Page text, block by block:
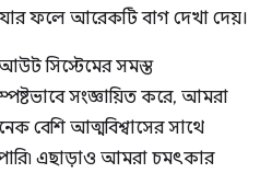
যার ফলে আরেকটি বাগ দেখা দেয়।
সিস্টেমের সমস্ত
সংজ্ঞায়িত করে, আমরা
বেশি আত্মবিশ্বাসের সাথে
এছাড়াও আমরা চমৎকার